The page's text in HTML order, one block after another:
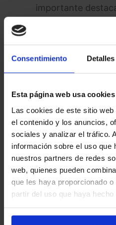
Consentimiento Detalles
Esta página web usa cookies
Las cookies de este sitio
el contenido y los anuncios,
sociales y analizar el tráfico.
información sobre el uso que
nuestros partners de redes
web, quienes pueden
que les haya proporcionado
partir del uso que haya
importante
TV Plus también
facilita la